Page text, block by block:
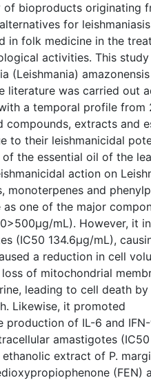
bioproducts originating
for
in folk medicine in the
activities. This
(Leishmania)
literature was carried out
a temporal profile
extracts and
to their leishmanicidal
the essential oil of the
action on
monoterpenes and
one of the major
mL). However, it
(IC50 134.6μg/mL),
a reduction in cell
of mitochondrial
leading to cell death
Likewise, it promoted
production of IL-6 and
amastigotes
extract of P.
(FEN)